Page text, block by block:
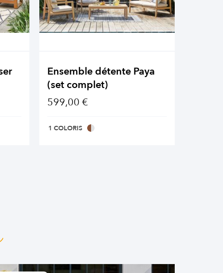
Ensemble détente Paya
(set complet)
599,00 €
1 COLORIS